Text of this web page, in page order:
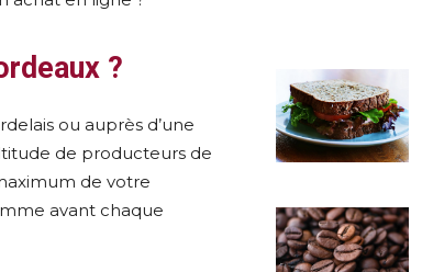
?
ou auprès d’une
de producteurs de
de votre
avant chaque